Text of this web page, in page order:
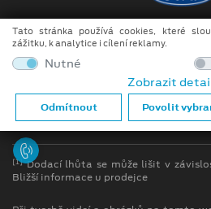
Copyright ©2026
Obchodní
Ochrana
Prohlášení o zpracování údajů
[1]Dodací lhůta se může lišit v
Bližší informace u prodejce
Tato stránka používá cookies, které
zážitku, k analytice i cílení reklamy.
Nutné
Zobrazit
Odmítnout Povolit